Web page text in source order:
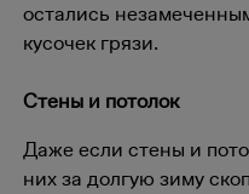
остались
кусочек грязи.
Стены и потолок
Даже если стены и
них за долгую зиму